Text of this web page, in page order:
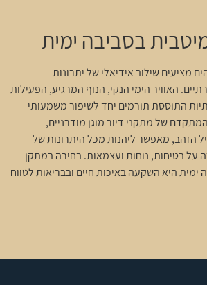
בסביבה ימית
מציעים שילוב אידיאלי של יתרונות
האוויר הימי הנקי, הנוף המרגיע, הפעילות
התוססת תורמים יחד לשיפור משמעותי
של מתקני דיור מוגן מודרניים,
הזהב, מאפשר ליהנות מכל היתרונות של
על בטיחות, נוחות ועצמאות. בחירה במתקן
ימית היא השקעה באיכות חיים ובבריאות לטווח